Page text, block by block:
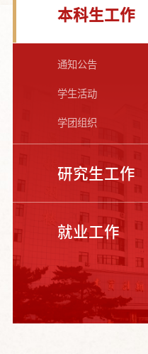
本科生工作
通知公告
学生活动
学团组织
研究生工作
就业工作